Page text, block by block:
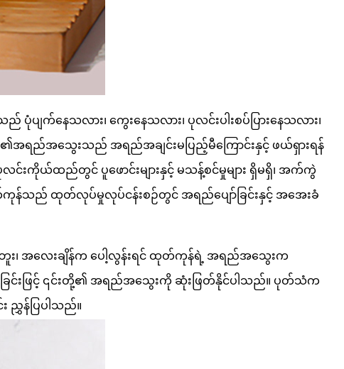
ျက်နေသလား၊ ကွေးနေသလား၊ ပုလင်းပါးစပ်ပြားနေသလား၊
အရည်အသွေးသည် အရည်အချင်းမပြည့်မီကြောင်းနှင့် ဖယ်ရှားရန်
းကိုယ်ထည်တွင် ပူဖောင်းများနှင့် မသန့်စင်မှုများ ရှိမရှိ၊ အက်ကွဲ
ကုန်သည် ထုတ်လုပ်မှုလုပ်ငန်းစဉ်တွင် အရည်ပျော်ခြင်းနှင့် အအေးခံ
၊ အလေးချိန်က ပေါ့လွန်းရင် ထုတ်ကုန်ရဲ့ အရည်အသွေးက
င်းဖြင့် ၎င်းတို့၏ အရည်အသွေးကို ဆုံးဖြတ်နိုင်ပါသည်။ ပုတ်သံက
ညွှန်ပြပါသည်။